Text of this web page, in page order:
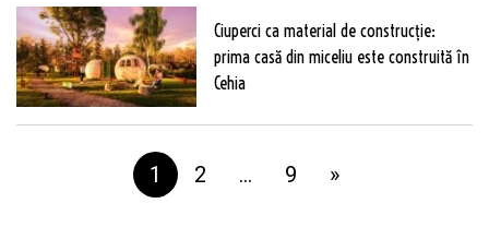
Ciuperci ca material de construcție:
prima casă din miceliu este construită în
Cehia
1 2 … 9 »